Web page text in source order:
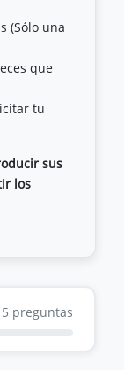
(Sólo una
que
tu
sus
los
preguntas